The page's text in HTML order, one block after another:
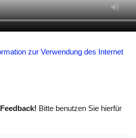
zur Verwendung des Internet
Bitte benutzen Sie hierfür